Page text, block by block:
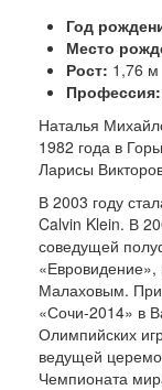
Год
Место
Рост: 1,76 м
Профессия:
Наталья
1982 года в
Ларисы
В 2003 году
Calvin Klein. В
соведущей
Малаховым.
«Сочи-2014» в
Олимпийских
ведущей
Чемпионата